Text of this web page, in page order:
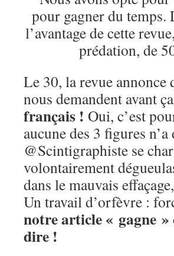
pour gagner du temps.
l’avantage de cette
prédation, de
Le 30, la revue
nous demandent avant
français ! Oui, c’est
aucune des 3 figures
@Scintigraphiste se
volontairement
dans le mauvais
Un travail d’orfèvre :
notre article « gagne
dire !